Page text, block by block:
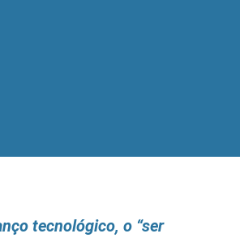
tecnológico, o “ser